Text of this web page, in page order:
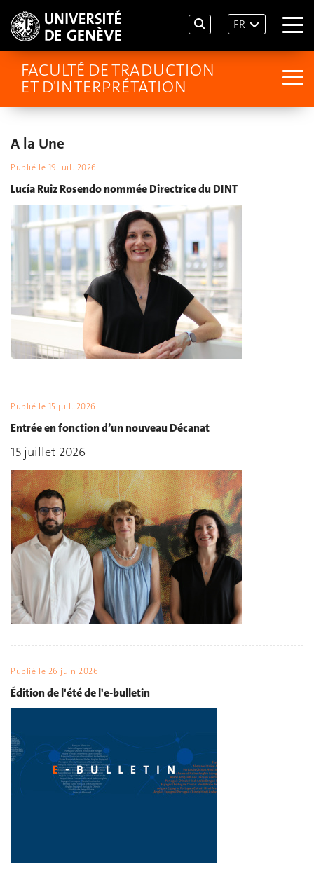
FR
FACULTÉ DE TRADUCTION
ET D'INTERPRÉTATION
A la Une
Publié le 19 juil. 2026
Lucía Ruiz Rosendo nommée Directrice du DINT
Publié le 15 juil. 2026
Entrée en fonction d’un nouveau Décanat
15 juillet 2026
Publié le 26 juin 2026
Édition de l'été de l'e-bulletin